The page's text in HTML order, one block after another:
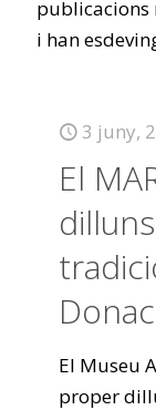
publicacions
i han
3 juny,
El
El Museu
proper